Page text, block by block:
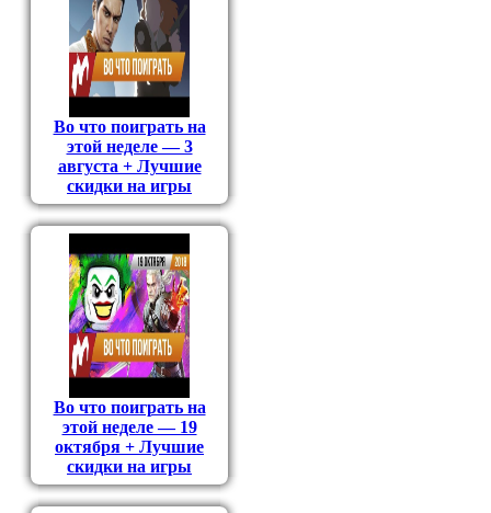
Во что поиграть на
этой неделе — 3
августа + Лучшие
скидки на игры
Во что поиграть на
этой неделе — 19
октября + Лучшие
скидки на игры